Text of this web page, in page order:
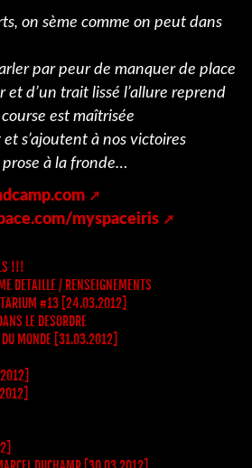
on sème comme on peut dans
par peur de manquer de place
d’un trait lissé l’allure reprend
est maîtrisée
s’ajoutent à nos victoires
prose à la fronde…
myspaceiris
!!!
DETAILLE / RENSEIGNEMENTS
#13 [24.03.2012]
LE DESORDRE
DU MONDE [31.03.2012]